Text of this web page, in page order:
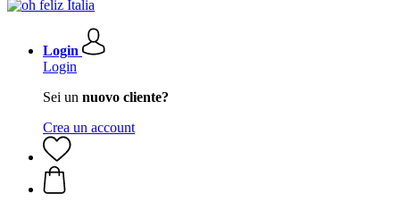
Login
Login
Sei un nuovo cliente?
Crea un account